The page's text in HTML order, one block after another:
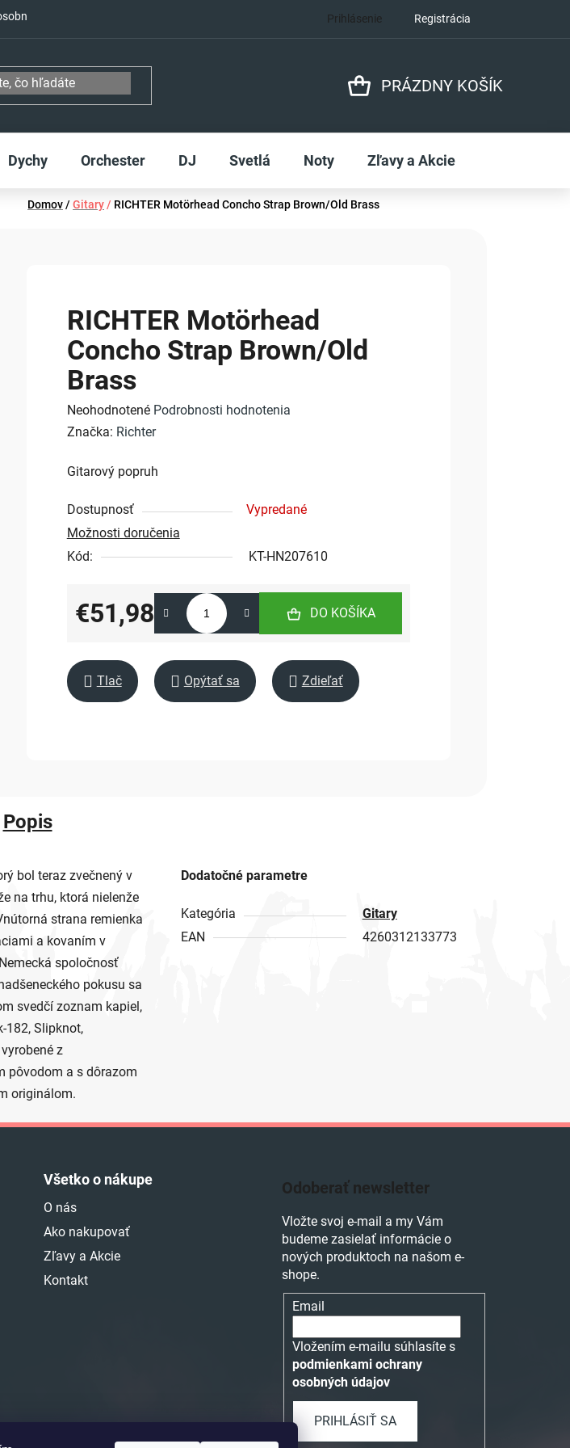
údajov Prihlásenie Registrácia
PRÁZDNY KOŠÍK
Dychy Orchester DJ Svetlá Noty Zľavy a Akcie
Domov/Gitary / RICHTER Motörhead Concho Strap Brown/Old Brass
RICHTER Motörhead
Concho Strap Brown/Old
Brass
Priemerné
hodnotenie
je
z
5
hviezdičiek.
Neohodnotené Podrobnosti hodnotenia
Značka: Richter
Gitarový popruh
Dostupnosť
Vypredané
Možnosti doručenia
Kód:
KT-HN207610
€51,98
Jednotková cena:
DO KOŠÍKA
Tlač Opýtať sa Zdieľať
Popis
bol teraz zvečnený v
na trhu, ktorá nielenže
strana remienka
a kovaním v
spoločnosť
pokusu sa
svedčí zoznam kapiel,
182, Slipknot,
z
pôvodom a s dôrazom
originálom.
Dodatočné parametre
Kategória
Gitary
EAN
4260312133773
Všetko o nákupe
O nás
Ako nakupovať
Zľavy a Akcie
Kontakt
Odoberať newsletter
Vložte svoj e-mail a my Vám
budeme zasielať informácie o
nových produktoch na našom e-
shope.
Email
Vložením e-mailu súhlasíte s
podmienkami ochrany
osobných údajov
PRIHLÁSIŤ SA